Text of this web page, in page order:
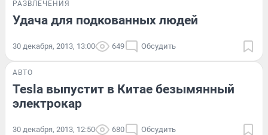
РАЗВЛЕЧЕНИЯ
Удача для подкованных людей
30 декабря, 2013, 13:00 649 Обсудить
АВТО
Tesla выпустит в Китае безымянный
электрокар
30 декабря, 2013, 12:50 680 Обсудить